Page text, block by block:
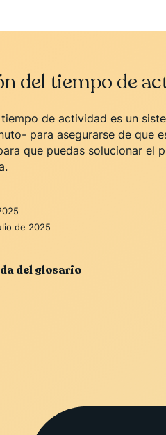
del tiempo de
de actividad es un
para asegurarse de que
que puedas solucionar el
de 2025
del glosario